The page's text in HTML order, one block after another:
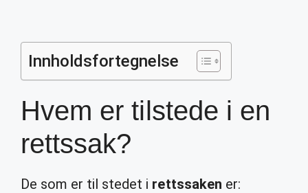
Innholdsfortegnelse
Hvem er tilstede i en
rettssak?
De som er til stedet i rettssaken er: